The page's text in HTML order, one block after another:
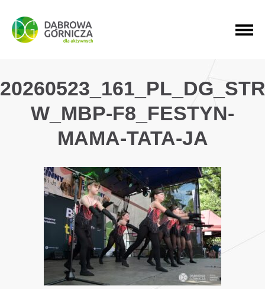
PRZEJDŹ DO MENU GŁÓWNEGO
PRZEJDŹ DO WYSZUKIWARKI
PRZEJDŹ DO TREŚCI
W_MBP-F8_FESTYN-
MAMA-TATA-JA